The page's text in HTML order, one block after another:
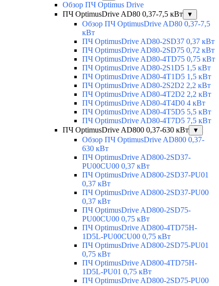
Обзор ПЧ Optimus Drive
ПЧ OptimusDrive AD80 0,37-7,5 кВт
▼
Обзор ПЧ OptimusDrive AD80 0,37-7,5
кВт
ПЧ OptimusDrive AD80-2SD37 0,37 кВт
ПЧ OptimusDrive AD80-2SD75 0,72 кВт
ПЧ OptimusDrive AD80-4TD75 0,75 кВт
ПЧ OptimusDrive AD80-2S1D5 1,5 кВт
ПЧ OptimusDrive AD80-4T1D5 1,5 кВт
ПЧ OptimusDrive AD80-2S2D2 2,2 кВт
ПЧ OptimusDrive AD80-4T2D2 2,2 кВт
ПЧ OptimusDrive AD80-4T4D0 4 кВт
ПЧ OptimusDrive AD80-4T5D5 5,5 кВт
ПЧ OptimusDrive AD80-4T7D5 7,5 кВт
ПЧ OptimusDrive AD800 0,37-630 кВт
▼
Обзор ПЧ OptimusDrive AD800 0,37-
630 кВт
ПЧ OptimusDrive AD800-2SD37-
PU00CU00 0,37 кВт
ПЧ OptimusDrive AD800-2SD37-PU01
0,37 кВт
ПЧ OptimusDrive AD800-2SD37-PU00
0,37 кВт
ПЧ OptimusDrive AD800-2SD75-
PU00CU00 0,75 кВт
ПЧ OptimusDrive AD800-4TD75H-
1D5L-PU00CU00 0,75 кВт
ПЧ OptimusDrive AD800-2SD75-PU01
0,75 кВт
ПЧ OptimusDrive AD800-4TD75H-
1D5L-PU01 0,75 кВт
ПЧ OptimusDrive AD800-2SD75-PU00